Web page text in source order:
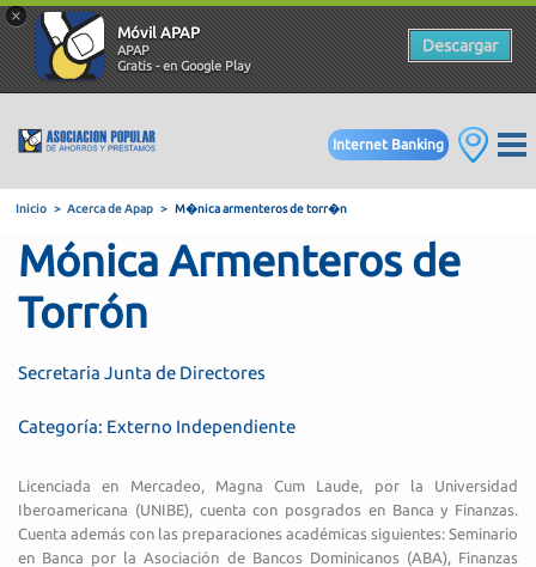
×
Móvil APAP
APAP
Gratis - en Google Play
Descargar
Internet Banking
Acerca de Apap
Mónica Armenteros de
Torrón
Secretaria Junta de Directores
Categoría: Externo Independiente
Licenciada en Mercadeo, Magna Cum Laude, por la Universidad
Iberoamericana (UNIBE), cuenta con posgrados en Banca y Finanzas.
Cuenta además con las preparaciones académicas siguientes: Seminario
en Banca por la Asociación de Bancos Dominicanos (ABA), Finanzas